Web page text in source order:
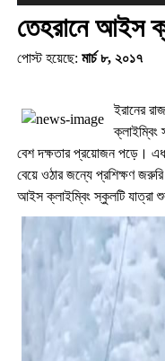
তেহরানে আইস
পোস্ট হয়েছে: মার্চ ৮, ২০১৭
ইরানের
ক্লাইম্বিং
বেশ দক্ষতার প্রয়োজন পড়ে।
বেয়ে ওঠার জন্যে প্রশিক্ষণ
আইস ক্লাইম্বিং স্কুলটি যাত্রা